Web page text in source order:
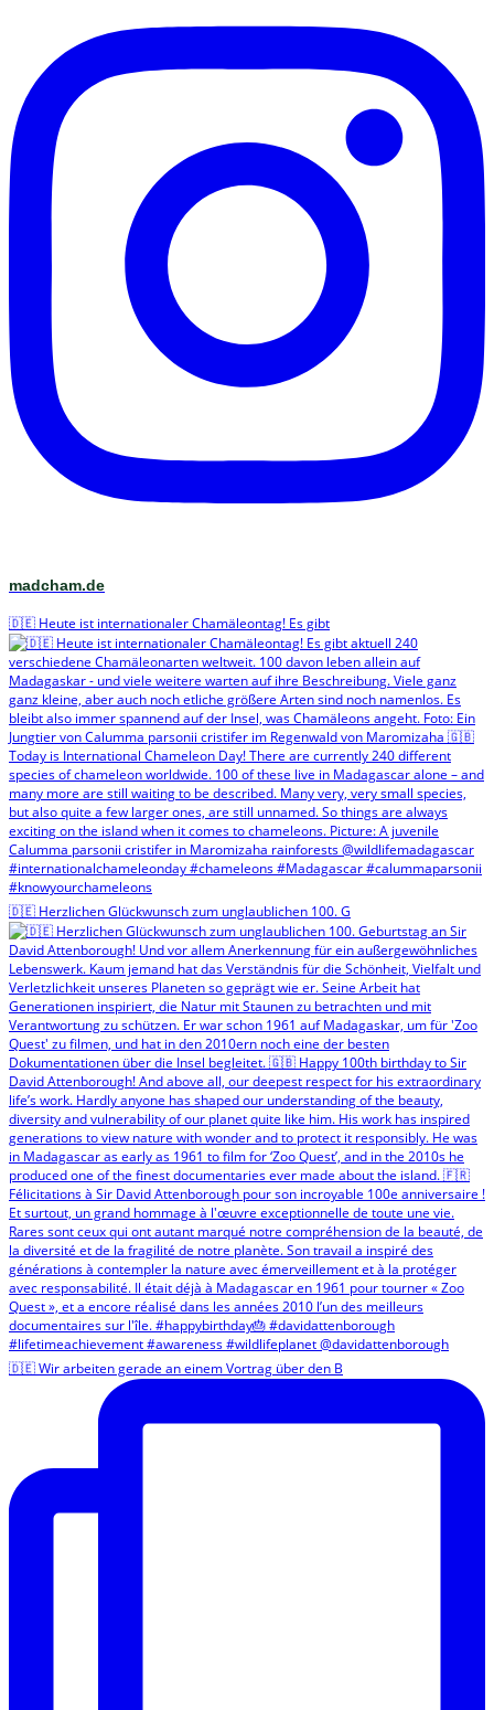
madcham.de
🇩🇪 Heute ist internationaler Chamäleontag! Es gibt
🇩🇪 Herzlichen Glückwunsch zum unglaublichen 100. G
🇩🇪 Wir arbeiten gerade an einem Vortrag über den B